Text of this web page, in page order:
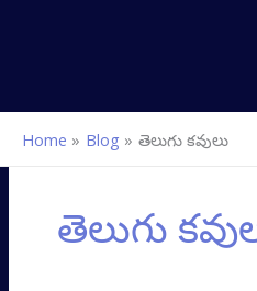
Home Blog తెలుగు కవులు
తెలుగు